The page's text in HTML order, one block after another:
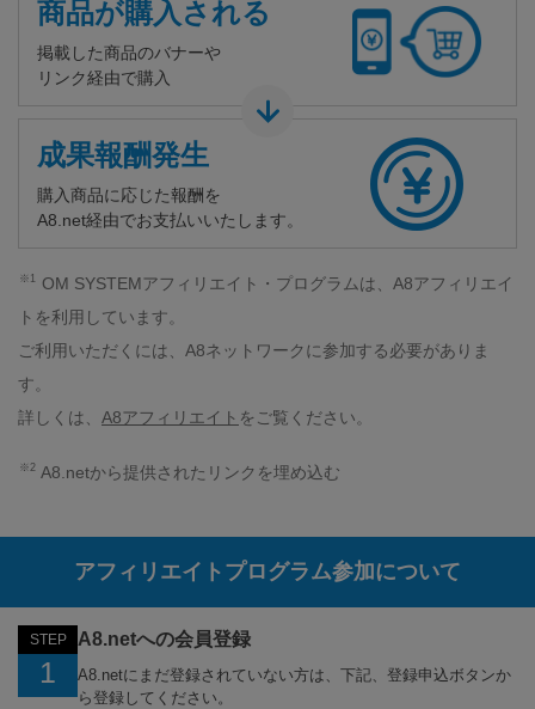
商品が購入される
掲載した商品のバナーや
リンク経由で購入
成果報酬発生
購入商品に応じた報酬を
A8.net経由でお支払いいたします。
※1
OM SYSTEMアフィリエイト・プログラムは、A8アフィリエイ
トを利用しています。
ご利用いただくには、A8ネットワークに参加する必要がありま
す。
詳しくは、 A8アフィリエイト をご覧ください。
※2 A8.netから提供されたリンクを埋め込む
アフィリエイトプログラム参加について
STEP
1
A8.netへの会員登録
A8.netにまだ登録されていない方は、下記、登録申込ボタンか
ら登録してください。